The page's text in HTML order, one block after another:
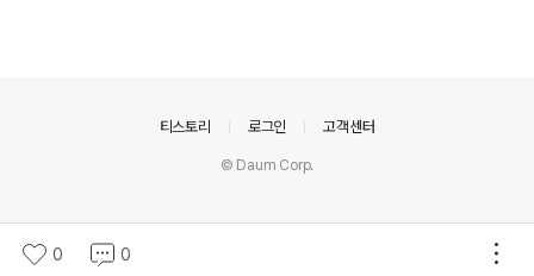
0 0
티스토리 로그인 고객센터
© Daum Corp.